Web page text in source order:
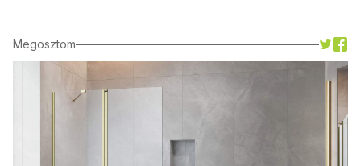
Megosztom